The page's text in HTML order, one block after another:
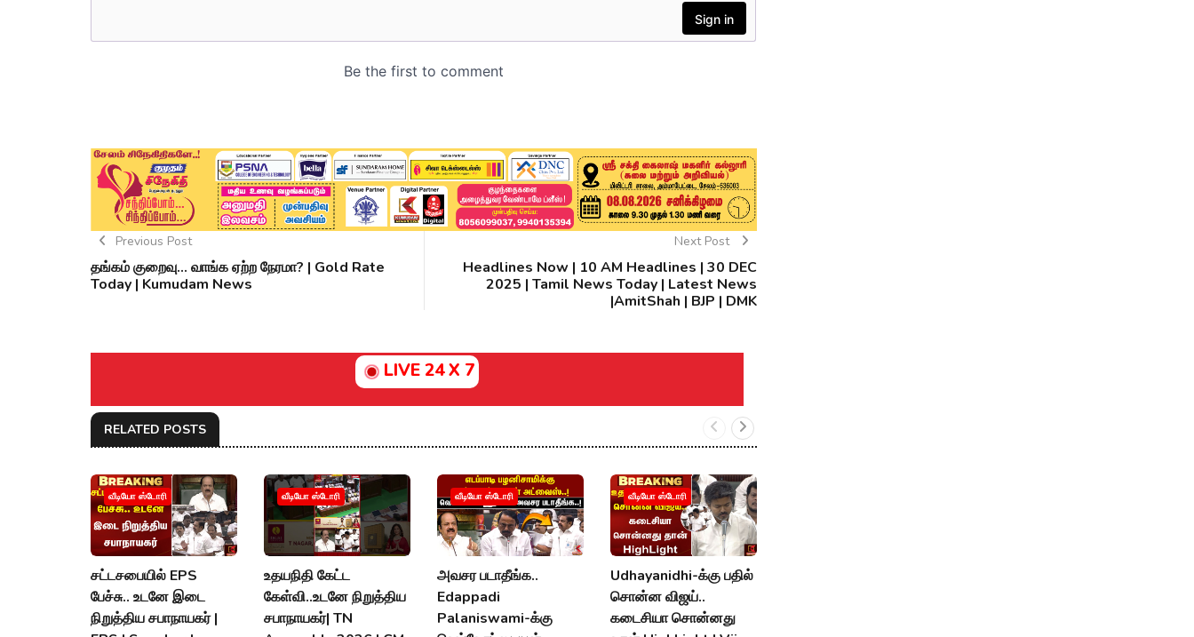
Previous Post
தங்கம் குறைவு… வாங்க ஏற்ற நேரமா? | Gold Rate
Today | Kumudam News
Next Post
Headlines Now | 10 AM Headlines | 30 DEC
2025 | Tamil News Today | Latest News
|AmitShah | BJP | DMK
LIVE 24 X 7
RELATED POSTS
வீடியோ ஸ்டோரி
சட்டசபையில் EPS
பேச்சு.. உடனே இடை
நிறுத்திய சபாநாயகர் |
வீடியோ ஸ்டோரி
உதயநிதி கேட்ட
கேள்வி..உடனே நிறுத்திய
சபாநாயகர்| TN
வீடியோ ஸ்டோரி
அவசர படாதீங்க..
Edappadi
Palaniswami-க்கு
வீடியோ ஸ்டோரி
Udhayanidhi-க்கு பதில்
சொன்ன விஜய்..
கடைசியா சொன்னது